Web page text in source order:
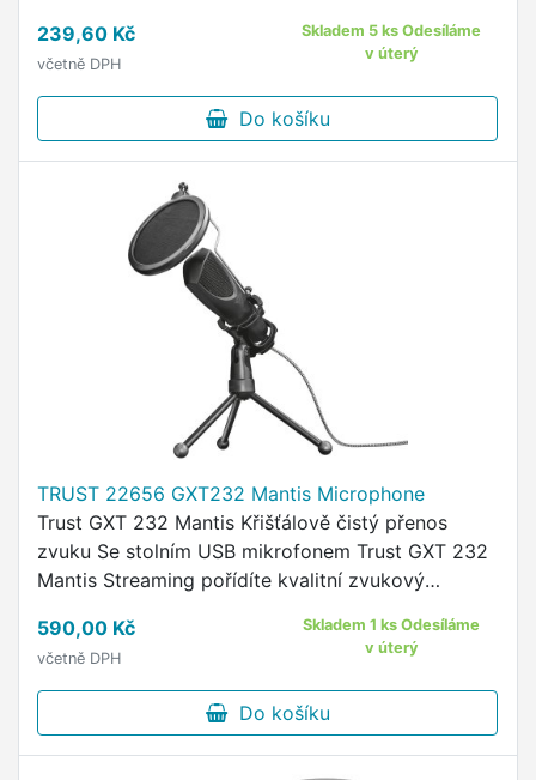
239,60 Kč
včetně DPH
Skladem 5 ks Odesíláme
v úterý
Do košíku
TRUST 22656 GXT232 Mantis Microphone
Trust GXT 232 Mantis Křišťálově čistý přenos
zvuku Se stolním USB mikrofonem Trust GXT 232
Mantis Streaming pořídíte kvalitní zvukový
předurčuje k streamování na …
590,00 Kč
včetně DPH
Skladem 1 ks Odesíláme
v úterý
Do košíku